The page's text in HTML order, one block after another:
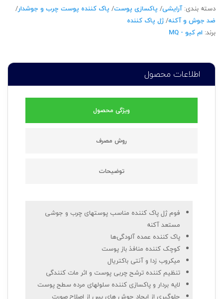
دسته بندی:آرایشی/ پاکسازی پوست/ پاک کننده پوست چرب و جوشدار/
ضد جوش و آکنه/ژل پاک کننده
برند: ام کیو - MQ
اطلاعات محصول
ویژگی محصول
روش مصرف
توضیحات
فوم ژل پاک کننده مناسب پوستهای چرب و جوشی
مستعد آکنه
پاک کننده عمده آلودگی‌ها
کوچک کننده منافذ باز پوست
میکروب زدا و آنتی باکتریال
تنظیم کننده ترشح چربی پوست و اثر مات کنندگی
لایه بردار و پاکسازی کننده سلولهای مرده سطح پوست
جلوگیری از ایجاد جوش های پس از اصلاح صورت